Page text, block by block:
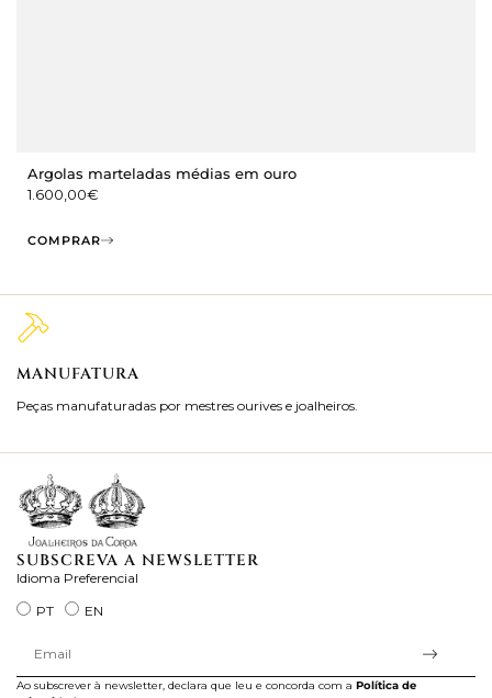
Argolas marteladas médias em ouro
1.600,00€
COMPRAR
MANUFATURA
Peças manufaturadas por mestres ourives e joalheiros.
SUBSCREVA A NEWSLETTER
Idioma Preferencial
PT
EN
Ao subscrever à newsletter, declara que leu e concorda com a Política de